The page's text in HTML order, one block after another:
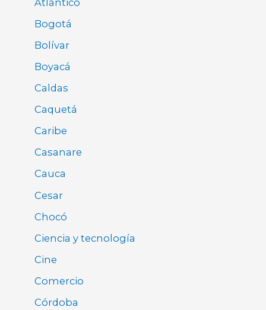
Bogotá
Bolívar
Boyacá
Caldas
Caquetá
Caribe
Casanare
Cauca
Cesar
Chocó
Ciencia y tecnología
Cine
Comercio
Córdoba